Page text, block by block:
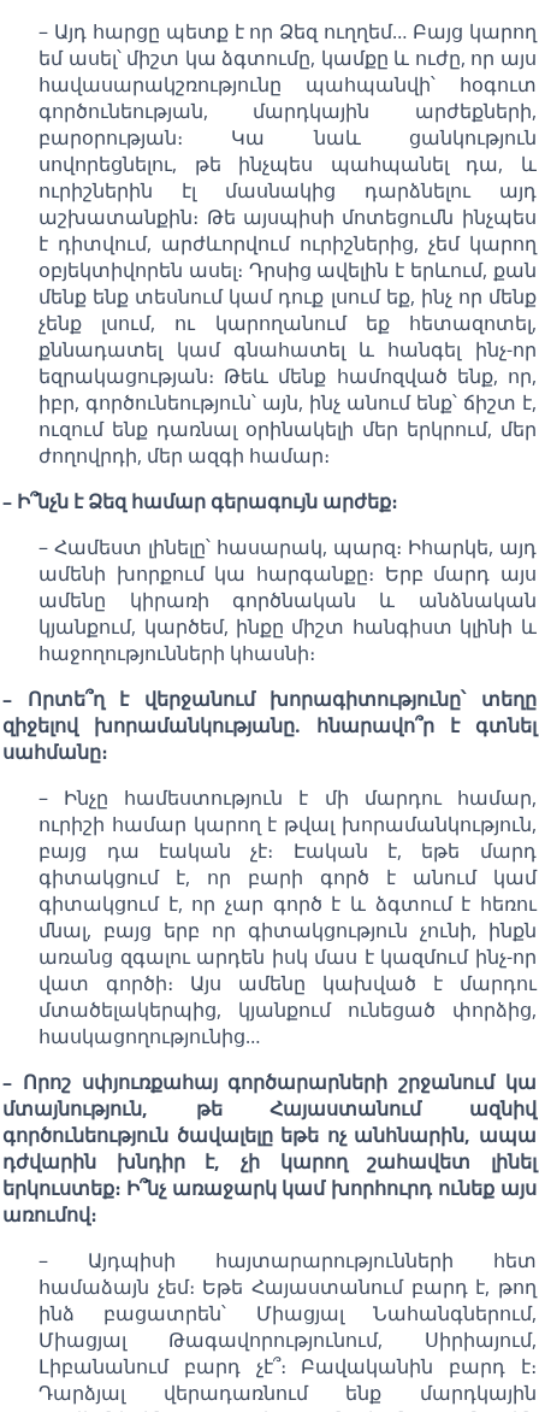
– Այդ հարցը պետք է որ Ձեզ ուղղեմ… Բայց կարող
եմ ասել՝ միշտ կա ձգտումը, կամքը և ուժը, որ այս
հավասարակշռությունը պահպանվի՝ հօգուտ
գործունեության, մարդկային արժեքների,
բարօրության։ Կա նաև ցանկություն
սովորեցնելու, թե ինչպես պահպանել դա, և
ուրիշներին էլ մասնակից դարձնելու այդ
աշխատանքին։ Թե այսպիսի մոտեցումն ինչպես
է դիտվում, արժևորվում ուրիշներից, չեմ կարող
օբյեկտիվորեն ասել։ Դրսից ավելին է երևում, քան
մենք ենք տեսնում կամ դուք լսում եք, ինչ որ մենք
չենք լսում, ու կարողանում եք հետազոտել,
քննադատել կամ գնահատել և հանգել ինչ-որ
եզրակացության։ Թեև մենք համոզված ենք, որ,
իբր, գործունեություն՝ այն, ինչ անում ենք՝ ճիշտ է,
ուզում ենք դառնալ օրինակելի մեր երկրում, մեր
ժողովրդի, մեր ազգի համար։
– Ի՞նչն է Ձեզ համար գերագույն արժեք։
– Համեստ լինելը՝ հասարակ, պարզ։ Իհարկե, այդ
ամենի խորքում կա հարգանքը։ Երբ մարդ այս
ամենը կիրառի գործնական և անձնական
կյանքում, կարծեմ, ինքը միշտ հանգիստ կլինի և
հաջողությունների կհասնի։
– Որտե՞ղ է վերջանում խորագիտությունը՝ տեղը
զիջելով խորամանկությանը. հնարավո՞ր է գտնել
սահմանը։
– Ինչը համեստություն է մի մարդու համար,
ուրիշի համար կարող է թվալ խորամանկություն,
բայց դա էական չէ։ Էական է, եթե մարդ
գիտակցում է, որ բարի գործ է անում կամ
գիտակցում է, որ չար գործ է և ձգտում է հեռու
մնալ, բայց երբ որ գիտակցություն չունի, ինքն
առանց զգալու արդեն իսկ մաս է կազմում ինչ-որ
վատ գործի։ Այս ամենը կախված է մարդու
մտածելակերպից, կյանքում ունեցած փորձից,
հասկացողությունից…
– Որոշ սփյուռքահայ գործարարների շրջանում կա
մտայնություն, թե Հայաստանում ազնիվ
գործունեություն ծավալելը եթե ոչ անհնարին, ապա
դժվարին խնդիր է, չի կարող շահավետ լինել
երկուստեք։ Ի՞նչ առաջարկ կամ խորհուրդ ունեք այս
առումով։
– Այդպիսի հայտարարությունների հետ
համաձայն չեմ։ Եթե Հայաստանում բարդ է, թող
ինձ բացատրեն՝ Միացյալ Նահանգներում,
Միացյալ Թագավորությունում, Սիրիայում,
Լիբանանում բարդ չէ՞։ Բավականին բարդ է։
Դարձյալ վերադառնում ենք մարդկային